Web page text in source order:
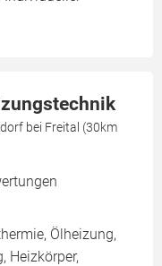
bei Freital (30km
Ölheizung,
Heizkörper,